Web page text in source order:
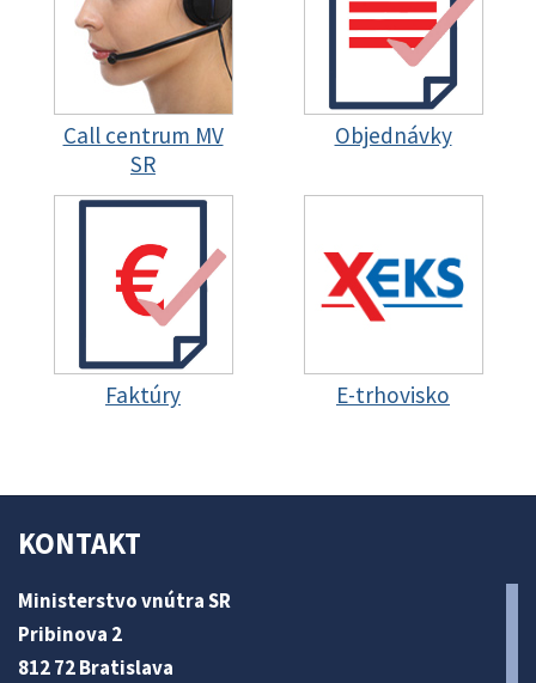
Call centrum MV
SR
Objednávky
Faktúry E-trhovisko
KONTAKT
Ministerstvo vnútra SR
Pribinova 2
812 72 Bratislava